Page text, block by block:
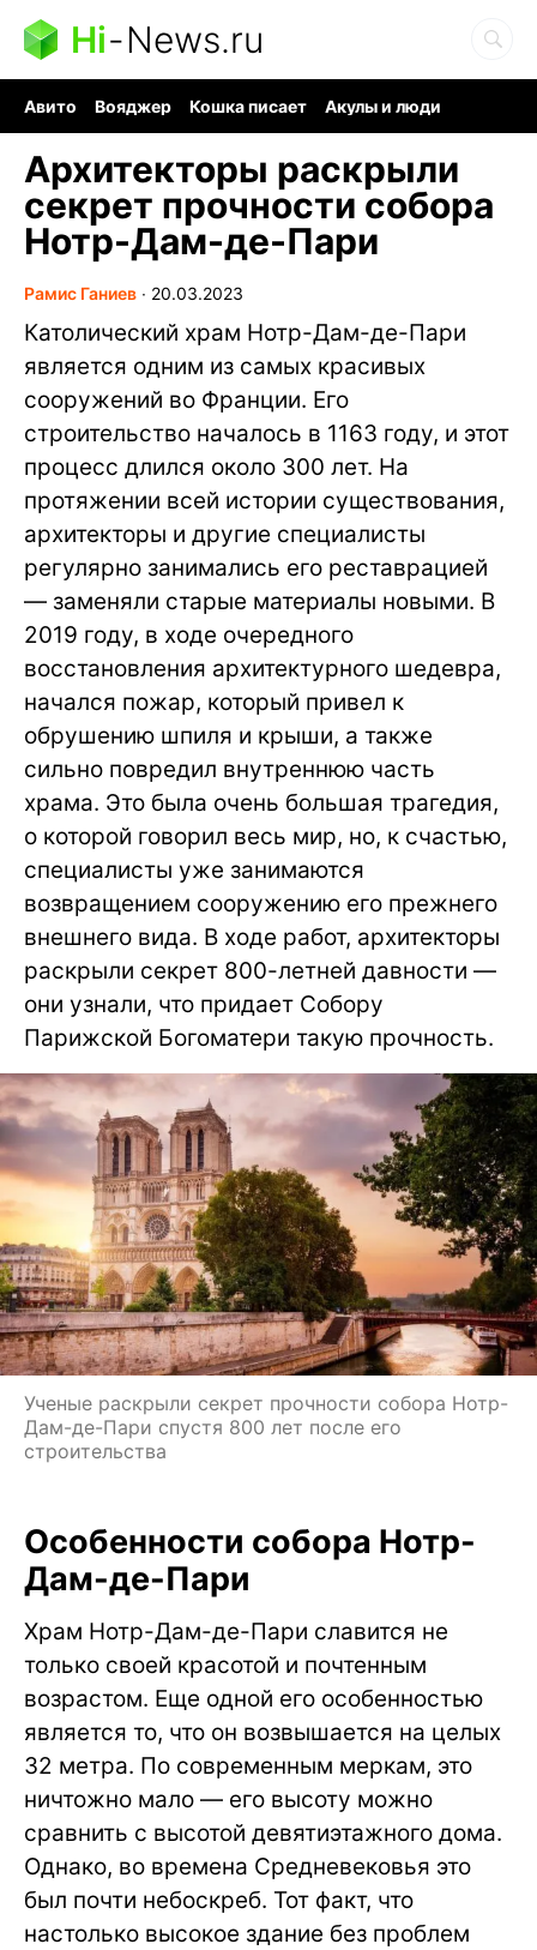
Hi-News.ru
Авито Вояджер Кошка писает
Акулы и люди
Архитекторы раскрыли
секрет прочности собора
Нотр-Дам-де-Пари
Рамис Ганиев ∙ 20.03.2023
Католический храм Нотр-Дам-де-Пари
является одним из самых красивых
сооружений во Франции. Его
строительство началось в 1163 году, и этот
процесс длился около 300 лет. На
протяжении всей истории существования,
архитекторы и другие специалисты
регулярно занимались его реставрацией
— заменяли старые материалы новыми. В
2019 году, в ходе очередного
восстановления архитектурного шедевра,
начался пожар, который привел к
обрушению шпиля и крыши, а также
сильно повредил внутреннюю часть
храма. Это была очень большая трагедия,
о которой говорил весь мир, но, к счастью,
специалисты уже занимаются
возвращением сооружению его прежнего
внешнего вида. В ходе работ, архитекторы
раскрыли секрет 800-летней давности —
они узнали, что придает Собору
Парижской Богоматери такую прочность.
Ученые раскрыли секрет прочности собора Нотр-
Дам-де-Пари спустя 800 лет после его
строительства
Особенности собора Нотр-
Дам-де-Пари
Храм Нотр-Дам-де-Пари славится не
только своей красотой и почтенным
возрастом. Еще одной его особенностью
является то, что он возвышается на целых
32 метра. По современным меркам, это
ничтожно мало — его высоту можно
сравнить с высотой девятиэтажного дома.
Однако, во времена Средневековья это
был почти небоскреб. Тот факт, что
настолько высокое здание без проблем